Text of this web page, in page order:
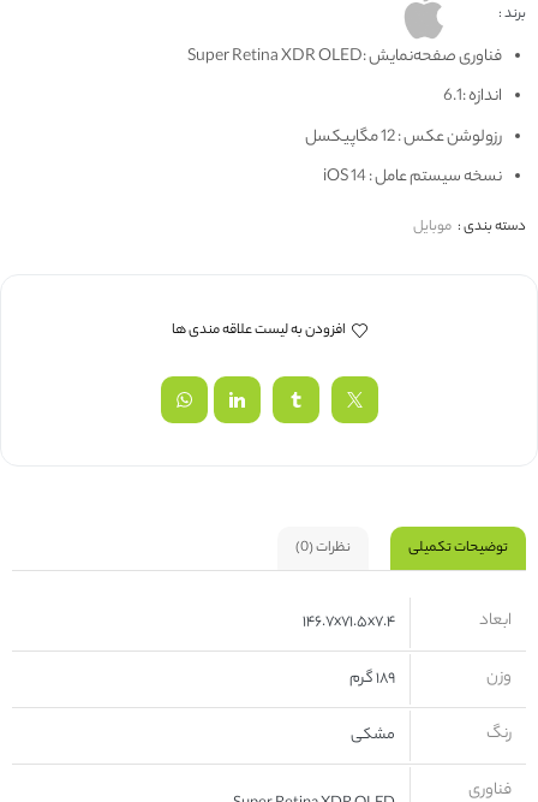
برند :
فناوری صفحه‌نمایش :Super Retina XDR OLED
اندازه :6.1
رزولوشن عکس : 12 مگاپیکسل
نسخه سیستم عامل : iOS 14
دسته بندی : موبایل
افزودن به لیست علاقه مندی ها
توضیحات تکمیلی نظرات (0)
ابعاد ۱۴۶.۷x۷۱.۵x۷.۴
وزن ۱۸۹ گرم
رنگ مشکی
فناوری